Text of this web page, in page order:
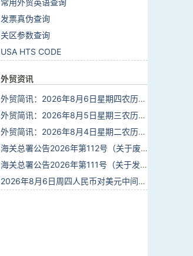
常用外贸英语查询
发票真伪查询
关区参数查询
USA HTS CODE
外贸资讯
外贸简讯：2026年8月6日星期四农历六月廿四
外贸简讯：2026年8月5日星期三农历六月廿三
外贸简讯：2026年8月4日星期二农历六月廿二
海关总署公告2026年第112号（关于废止部分卫生检疫类规范性文件的公告）
海关总署公告2026年第111号（关于发布《进出境动植物检疫处理监督管理工作规定》《进出境卫生处理监督管理工作规定》的公告）
2026年8月6日周四人民币对美元中间价报6.7895调贬6个基点